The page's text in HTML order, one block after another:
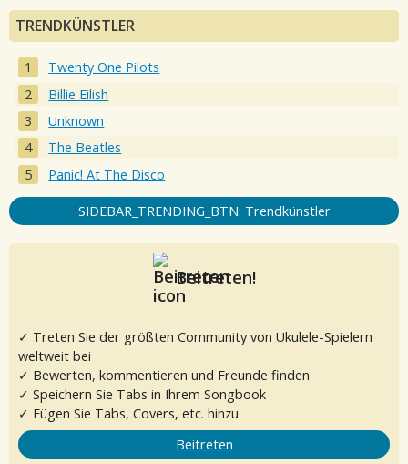
TRENDKÜNSTLER
Twenty One Pilots
Billie Eilish
Unknown
The Beatles
Panic! At The Disco
SIDEBAR_TRENDING_BTN: Trendkünstler
Beitreten!
✓ Treten Sie der größten Community von Ukulele-Spielern
weltweit bei
✓ Bewerten, kommentieren und Freunde finden
✓ Speichern Sie Tabs in Ihrem Songbook
✓ Fügen Sie Tabs, Covers, etc. hinzu
Beitreten